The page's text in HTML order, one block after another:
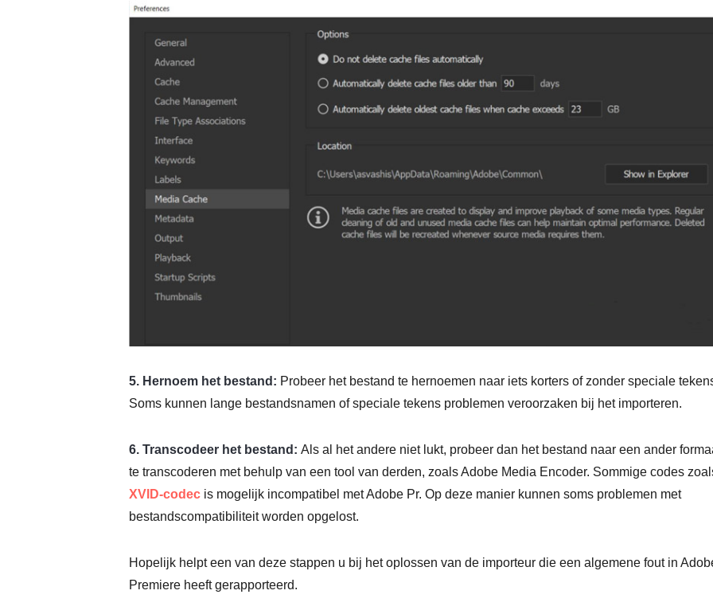
5. Hernoem het bestand: Probeer het bestand te hernoemen naar iets korters of zonder speciale
Soms kunnen lange bestandsnamen of speciale tekens problemen veroorzaken bij het importeren.
6. Transcodeer het bestand: Als al het andere niet lukt, probeer dan het bestand naar een ander
te transcoderen met behulp van een tool van derden, zoals Adobe Media Encoder. Sommige codes
XVID-codec is mogelijk incompatibel met Adobe Pr. Op deze manier kunnen soms problemen met
bestandscompatibiliteit worden opgelost.
Hopelijk helpt een van deze stappen u bij het oplossen van de importeur die een algemene fout in
Premiere heeft gerapporteerd.